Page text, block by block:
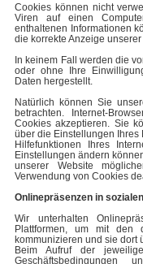
Cookies können nicht
Viren auf einen
enthaltenen Informationen
die korrekte Anzeige
In keinem Fall werden die
oder ohne Ihre
Daten hergestellt.
Natürlich können Sie
betrachten. Internet-
Cookies akzeptieren. Sie
über die Einstellungen Ihres
Hilfefunktionen Ihres
Einstellungen ändern
unserer Website
Verwendung von Cookies
Onlinepräsenzen in
Wir unterhalten
Plattformen, um mit den
kommunizieren und sie dort
Beim Aufruf der
Geschäftsbedingungen